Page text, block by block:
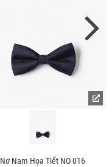
Nơ Nam Họa Tiết NO 016